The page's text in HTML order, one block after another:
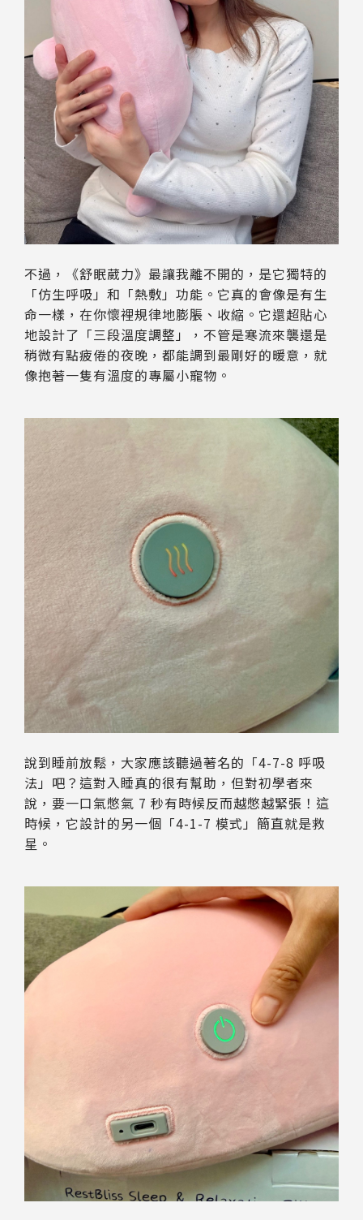
不過，《舒眠葳力》最讓我離不開的，是它獨特的
「仿生呼吸」和「熱敷」功能。它真的會像是有生
命一樣，在你懷裡規律地膨脹、收縮。它還超貼心
地設計了「三段溫度調整」，不管是寒流來襲還是
稍微有點疲倦的夜晚，都能調到最剛好的暖意，就
像抱著一隻有溫度的專屬小寵物。
說到睡前放鬆，大家應該聽過著名的「4-7-8 呼吸
法」吧？這對入睡真的很有幫助，但對初學者來
說，要一口氣憋氣 7 秒有時候反而越憋越緊張！這
時候，它設計的另一個「4-1-7 模式」簡直就是救
星。